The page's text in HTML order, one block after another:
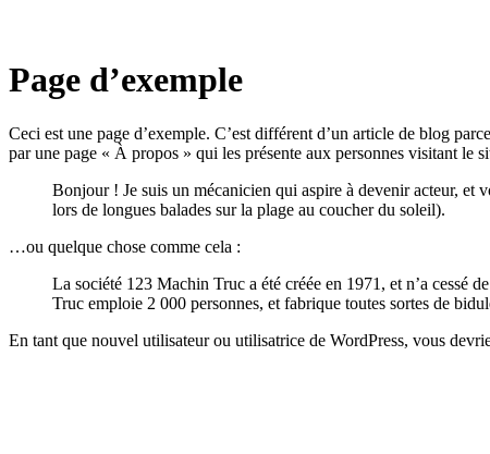
Page d’exemple
Ceci est une page d’exemple. C’est différent d’un article de blog
par une page « À propos » qui les présente aux personnes visitant le
Bonjour ! Je suis un mécanicien qui aspire à devenir acteur, et
lors de longues balades sur la plage au coucher du soleil).
…ou quelque chose comme cela :
La société 123 Machin Truc a été créée en 1971, et n’a cessé
Truc emploie 2 000 personnes, et fabrique toutes sortes de
En tant que nouvel utilisateur ou utilisatrice de WordPress, vous